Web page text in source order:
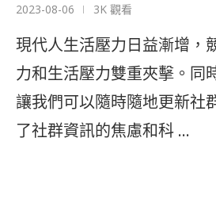
2023-08-06 3K 觀看
現代人生活壓力日益漸增，
力和生活壓力雙重夾擊。同
讓我們可以隨時隨地更新社
了社群資訊的焦慮和科 …